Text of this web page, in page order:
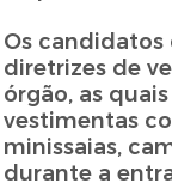
Os candidatos
diretrizes de
órgão, as
vestimentas
minissaias,
durante a